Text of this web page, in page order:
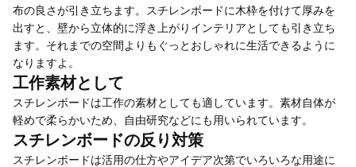
布の良さが引き立ちます。スチレンボードに木枠を付けて厚みを
出すと、壁から立体的に浮き上がりインテリアとしても引き立ち
ます。それまでの空間よりもぐっとおしゃれに生活できるように
なりますよ。
工作素材として
スチレンボードは工作の素材としても適しています。素材自体が
軽めで柔らかいため、自由研究などにも用いられています。
スチレンボードの反り対策
スチレンボードは活用の仕方やアイデア次第でいろいろな用途に